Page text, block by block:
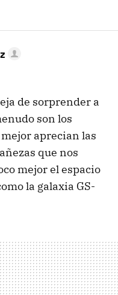
de sorprender a
son los
aprecian las
que nos
mejor el espacio
la galaxia GS-